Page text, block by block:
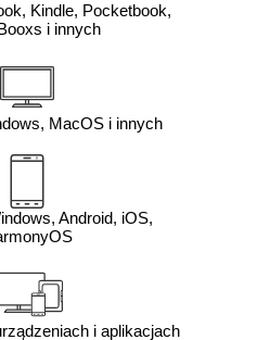
Kindle, Pocketbook,
i innych
MacOS i innych
Android, iOS,
i aplikacjach